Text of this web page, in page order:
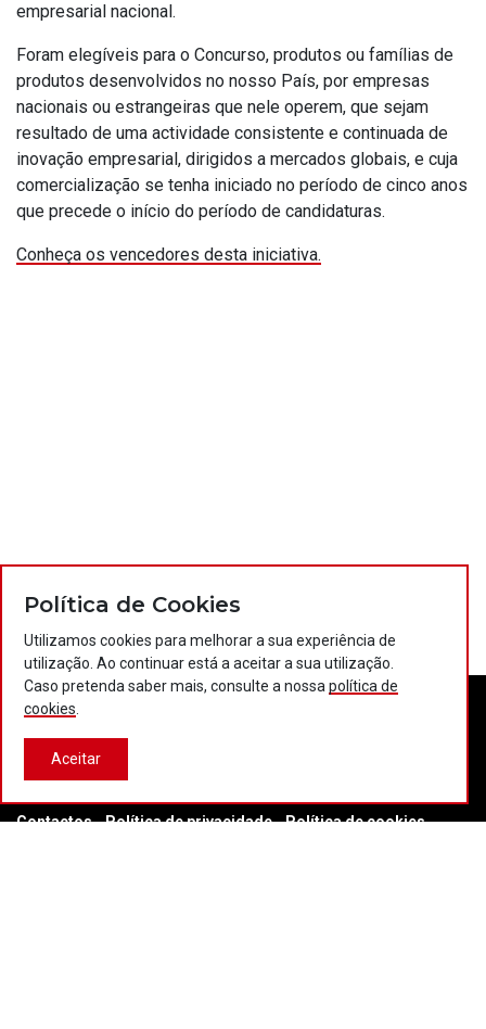
empresarial nacional.
Foram elegíveis para o Concurso, produtos ou famílias de
produtos desenvolvidos no nosso País, por empresas
nacionais ou estrangeiras que nele operem, que sejam
resultado de uma actividade consistente e continuada de
inovação empresarial, dirigidos a mercados globais, e cuja
comercialização se tenha iniciado no período de cinco anos
que precede o início do período de candidaturas.
Conheça os vencedores desta iniciativa.
Contactos Política de privacidade
Política de cookies
Política de Cookies
Utilizamos cookies para melhorar a sua experiência de
utilização. Ao continuar está a aceitar a sua utilização.
Caso pretenda saber mais, consulte a nossa política de
cookies
Aceitar